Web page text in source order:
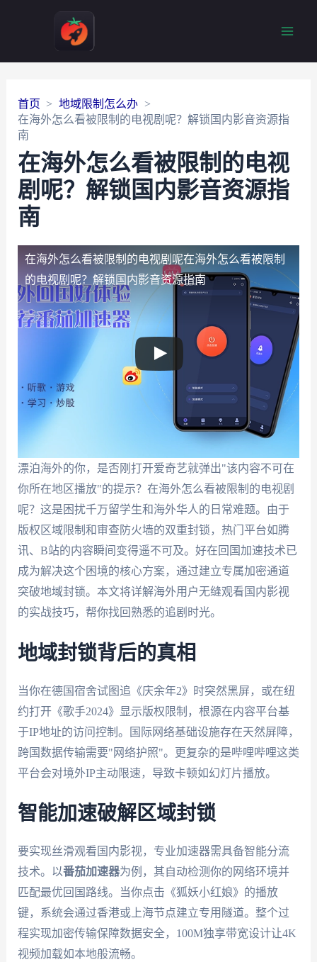
首页
地域限制怎么办
在海外怎么看被限制的电视剧呢？解锁国内影音资源指
南
在海外怎么看被限制的电视
剧呢？解锁国内影音资源指
南
在海外怎么看被限制的电视剧呢在海外怎么看被限制
的电视剧呢？解锁国内影音资源指南
漂泊海外的你，是否刚打开爱奇艺就弹出"该内容不可在
你所在地区播放"的提示？在海外怎么看被限制的电视剧
呢？这是困扰千万留学生和海外华人的日常难题。由于
版权区域限制和审查防火墙的双重封锁，热门平台如腾
讯、B站的内容瞬间变得遥不可及。好在回国加速技术已
成为解决这个困境的核心方案，通过建立专属加密通道
突破地域封锁。本文将详解海外用户无缝观看国内影视
的实战技巧，帮你找回熟悉的追剧时光。
地域封锁背后的真相
当你在德国宿舍试图追《庆余年2》时突然黑屏，或在纽
约打开《歌手2024》显示版权限制，根源在内容平台基
于IP地址的访问控制。国际网络基础设施存在天然屏障，
跨国数据传输需要"网络护照"。更复杂的是哔哩哔哩这类
平台会对境外IP主动限速，导致卡顿如幻灯片播放。
智能加速破解区域封锁
要实现丝滑观看国内影视，专业加速器需具备智能分流
技术。以番茄加速器为例，其自动检测你的网络环境并
匹配最优回国路线。当你点击《狐妖小红娘》的播放
键，系统会通过香港或上海节点建立专用隧道。整个过
程实现加密传输保障数据安全，100M独享带宽设计让4K
视频加载如本地般流畅。